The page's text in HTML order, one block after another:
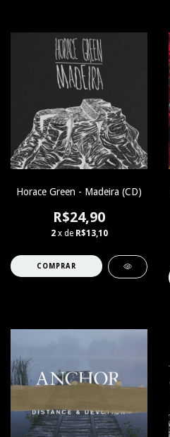
Horace Green - Madeira (CD)
R$24,90
2 x de R$13,10